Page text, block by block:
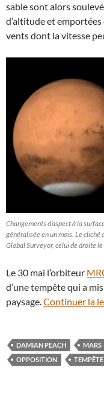
sable sont alors
d’altitude et
vents dont la vitesse
Changements d’aspect à la
généralisée en un mois. Le cliché
Global Surveyor, celui de droite
Le 30 mai l’orbiteur
d’une tempête qui a
paysage. Continuer la
DAMIAN PEACH MARS
OPPOSITION